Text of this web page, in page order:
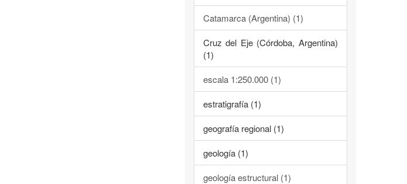
Catamarca (Argentina) (1)
Cruz del Eje (Córdoba, Argentina)
(1)
escala 1:250.000 (1)
estratigrafía (1)
geografía regional (1)
geología (1)
geología estructural (1)